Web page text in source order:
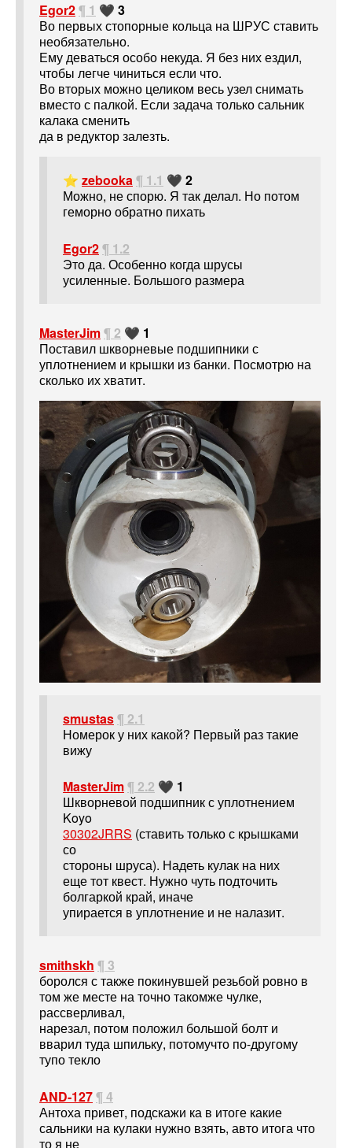
Egor2¶ 1 🖤 3
Во первых стопорные кольца на ШРУС ставить
необязательно.
Ему деваться особо некуда. Я без них ездил,
чтобы легче чиниться если что.
Во вторых можно целиком весь узел снимать
вместо с палкой. Если задача только сальник
калака сменить
да в редуктор залезть.
⭐ zebooka¶ 1.1 🖤 2
Можно, не спорю. Я так делал. Но потом
геморно обратно пихать
Egor2¶ 1.2
Это да. Особенно когда шрусы
усиленные. Большого размера
MasterJim¶ 2 🖤 1
Поставил шкворневые подшипники с
уплотнением и крышки из банки. Посмотрю на
сколько их хватит.
smustas¶ 2.1
Номерок у них какой? Первый раз такие
вижу
MasterJim¶ 2.2 🖤 1
Шкворневой подшипник с уплотнением
Koyo
30302JRRS (ставить только с крышками
со
стороны шруса). Надеть кулак на них
еще тот квест. Нужно чуть подточить
болгаркой край, иначе
упирается в уплотнение и не налазит.
smithskh ¶ 3
боролся с также покинувшей резьбой ровно в
том же месте на точно такомже чулке,
рассверливал,
нарезал, потом положил большой болт и
вварил туда шпильку, потомучто по-другому
тупо текло
AND-127¶ 4
Антоха привет, подскажи ка в итоге какие
сальники на кулаки нужно взять, авто итога что
то я не